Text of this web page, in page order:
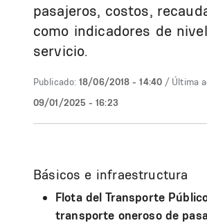
pasajeros, costos,
como indicadores de
servicio.
Publicado: 18/06/2018 - 14:40 / Última
09/01/2025 - 16:23
Básicos e infraestructura
Flota del Transporte
transporte oneroso de